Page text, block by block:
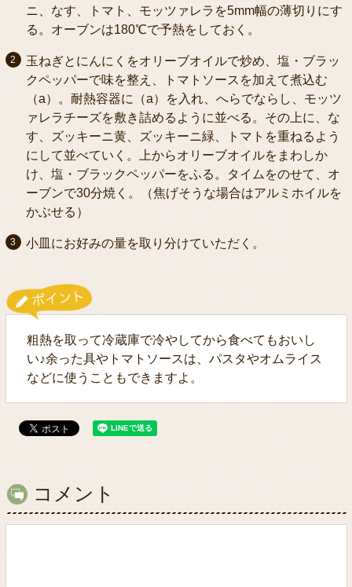
ニ、なす、トマト、モッツァレラを5mm幅の薄切りにす
る。オーブンは180℃で予熱をしておく。
玉ねぎとにんにくをオリーブオイルで炒め、塩・ブラッ
クペッパーで味を整え、トマトソースを加えて煮込む
（a）。耐熱容器に（a）を入れ、へらでならし、モッツ
ァレラチーズを敷き詰めるように並べる。その上に、な
す、ズッキーニ黄、ズッキーニ緑、トマトを重ねるよう
にして並べていく。上からオリーブオイルをまわしか
け、塩・ブラックペッパーをふる。タイムをのせて、オ
ーブンで30分焼く。（焦げそうな場合はアルミホイルを
かぶせる）
小皿にお好みの量を取り分けていただく。
粗熱を取って冷蔵庫で冷やしてから食べてもおいし
い♪余った具やトマトソースは、パスタやオムライス
などに使うこともできますよ。
コメント